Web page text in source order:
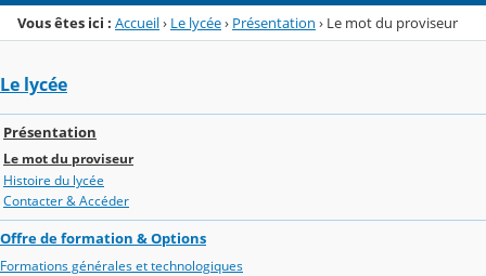
Vous êtes ici : Accueil› Le lycée› Présentation › Le mot du proviseur
Le lycée
Présentation
Le mot du proviseur
Histoire du lycée
Contacter & Accéder
Offre de formation & Options
Formations générales et technologiques